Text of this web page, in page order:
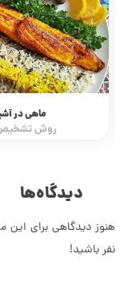
ماهی در
روش تشخیص
دیدگاه‌ها
هنوز دیدگاهی برای این
نفر باشید!